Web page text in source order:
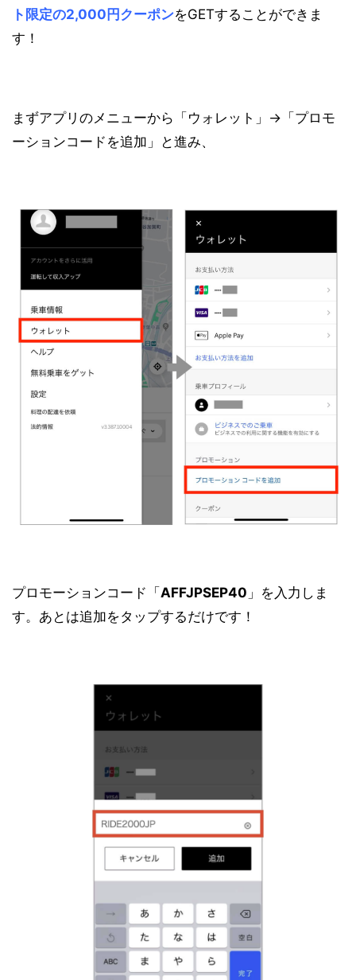
ト限定の2,000円クーポンをGETすることができま
す！
まずアプリのメニューから「ウォレット」→「プロモ
ーションコードを追加」と進み、
プロモーションコード「AFFJPSEP40 」を入力しま
す。あとは追加をタップするだけです！